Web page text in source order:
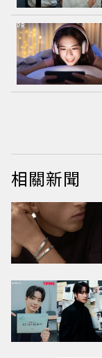
PR
相關新聞